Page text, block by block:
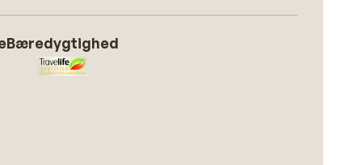
Bæredygtighed